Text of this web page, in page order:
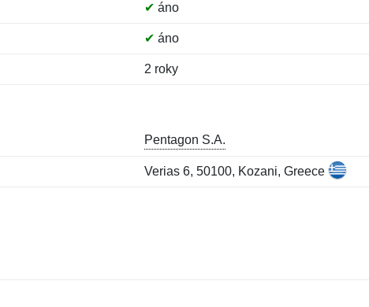
✔ áno
✔ áno
2 roky
Pentagon S.A.
Verias 6, 50100, Kozani, Greece